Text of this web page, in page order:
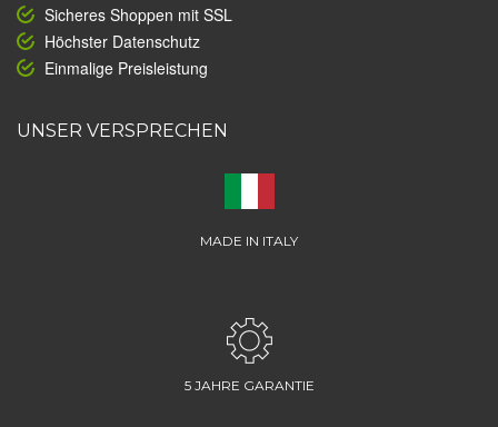
Sicheres Shoppen mit SSL
Höchster Datenschutz
Einmalige Preisleistung
UNSER VERSPRECHEN
MADE IN ITALY
5 JAHRE GARANTIE